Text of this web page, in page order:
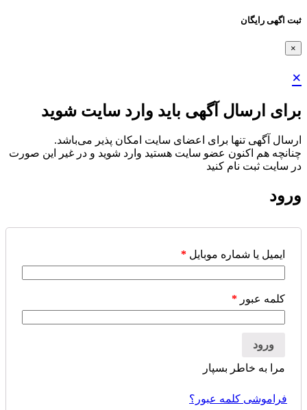
ثبت اگهی رایگان
×
×
برای ارسال آگهی باید وارد سایت شوید
ارسال آگهی تنها برای اعضای سایت امکان پذیر می‌باشد.
چنانچه هم‌ اکنون عضو سایت هستید وارد شوید و در غیر این صورت
در سایت ثبت نام کنید
ورود
ایمیل یا شماره موبایل *
کلمه عبور *
ورود
مرا به خاطر بسپار
فراموشی کلمه عبور؟